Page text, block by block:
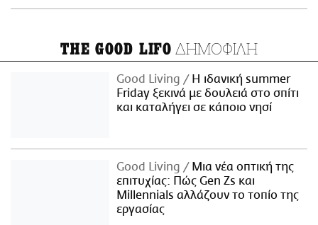
THE GOOD LIFO ΔΗΜΟΦΙΛΗ
Good Living
Η ιδανική summer
Friday ξεκινά με δουλειά στο σπίτι
και καταλήγει σε κάποιο νησί
Good Living
Μια νέα οπτική της
επιτυχίας: Πώς Gen Zs και
Millennials αλλάζουν το τοπίο της
εργασίας